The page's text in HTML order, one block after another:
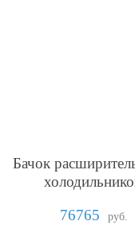
Бачок
76765
руб.